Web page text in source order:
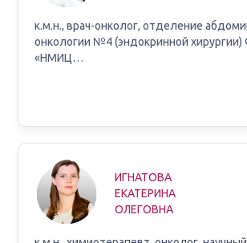
к.м.н., врач-онколог, отделение
онкологии №4 (эндокринной
«НМИЦ…
ИГНАТОВА
ЕКАТЕРИНА
ОЛЕГОВНА